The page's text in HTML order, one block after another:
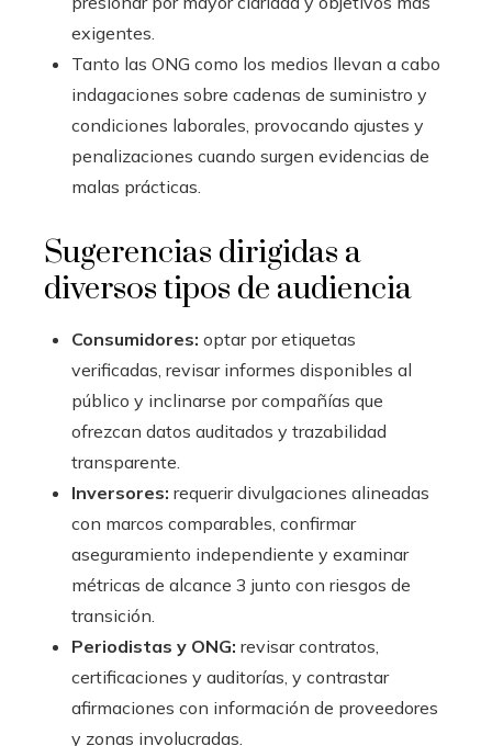
exigentes.
Tanto las ONG como los medios llevan a cabo
indagaciones sobre cadenas de suministro y
condiciones laborales, provocando ajustes y
penalizaciones cuando surgen evidencias de
malas prácticas.
Sugerencias dirigidas a
diversos tipos de audiencia
Consumidores: optar por etiquetas
verificadas, revisar informes disponibles al
público y inclinarse por compañías que
ofrezcan datos auditados y trazabilidad
transparente.
Inversores: requerir divulgaciones alineadas
con marcos comparables, confirmar
aseguramiento independiente y examinar
métricas de alcance 3 junto con riesgos de
transición.
Periodistas y ONG: revisar contratos,
certificaciones y auditorías, y contrastar
afirmaciones con información de proveedores
y zonas involucradas.